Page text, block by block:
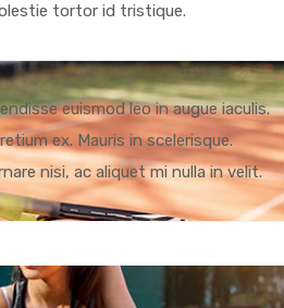
tortor id tristique.
euismod leo in augue iaculis.
ex. Mauris in scelerisque.
nisi, ac aliquet mi nulla in velit.